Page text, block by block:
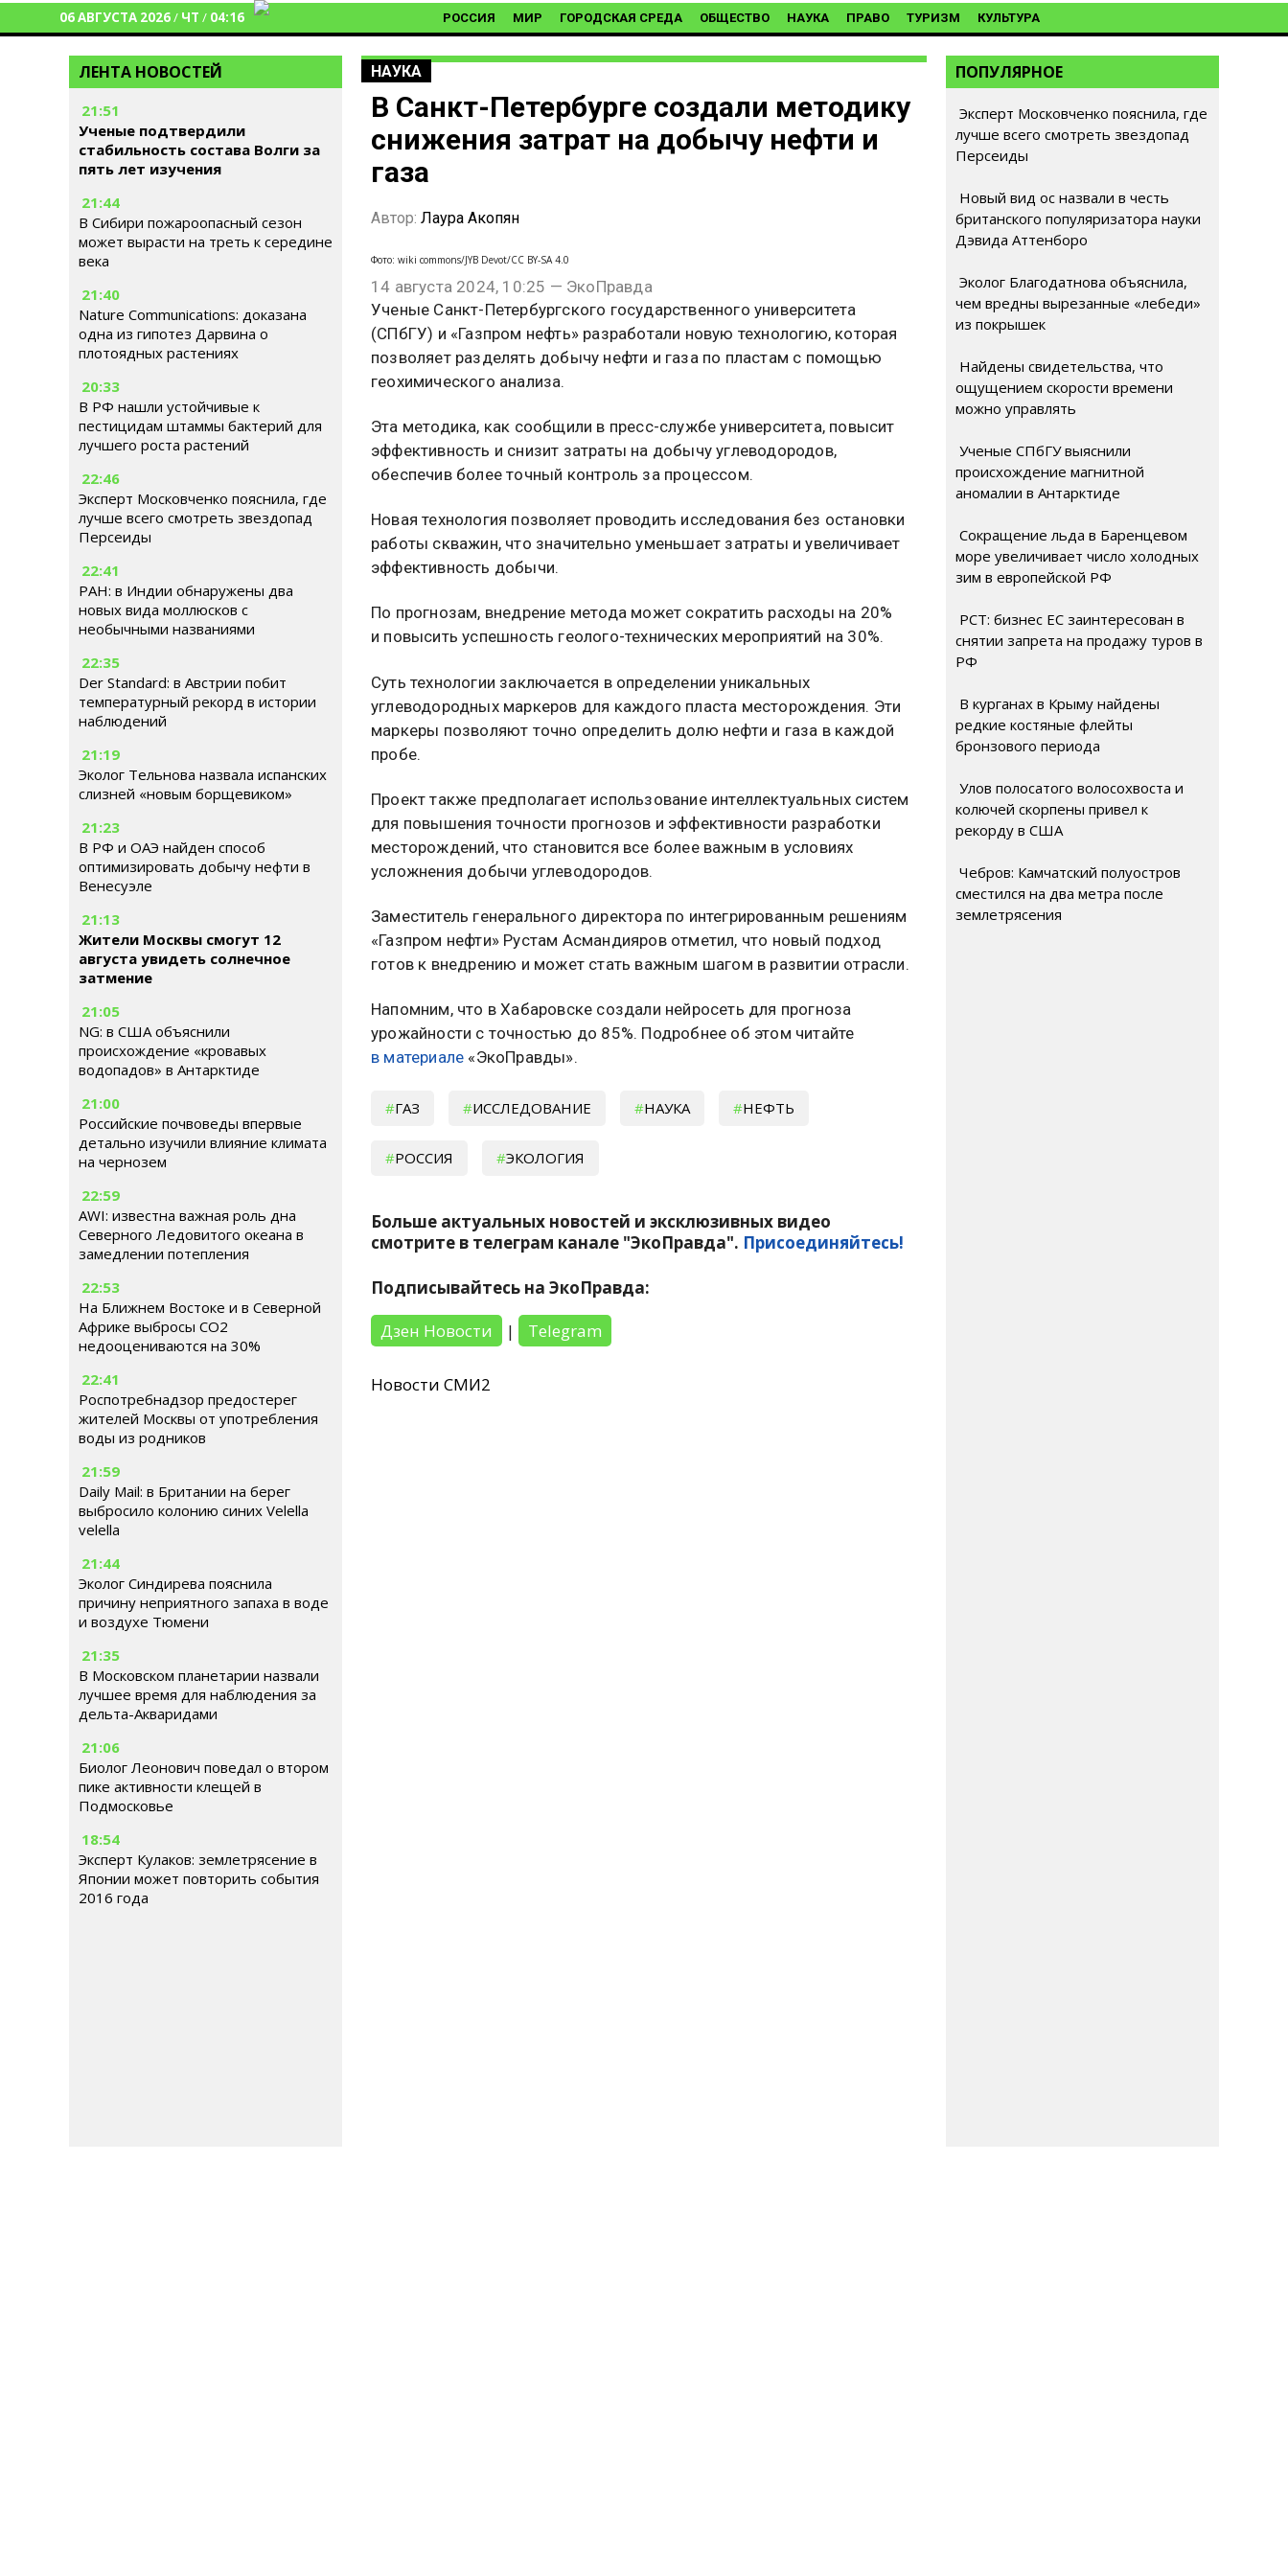
06 АВГУСТА 2026/ ЧТ / 04:16 РОССИЯ МИР ГОРОДСКАЯ СРЕДА ОБЩЕСТВО НАУКА ПРАВО ТУРИЗМ КУЛЬТУРА
ЛЕНТА НОВОСТЕЙ
21:51
Ученые подтвердили
стабильность состава Волги за
пять лет изучения
21:44
В Сибири пожароопасный сезон
может вырасти на треть к середине
века
21:40
Nature Communications: доказана
одна из гипотез Дарвина о
плотоядных растениях
20:33
В РФ нашли устойчивые к
пестицидам штаммы бактерий для
лучшего роста растений
22:46
Эксперт Московченко пояснила, где
лучше всего смотреть звездопад
Персеиды
22:41
РАН: в Индии обнаружены два
новых вида моллюсков с
необычными названиями
22:35
Der Standard: в Австрии побит
температурный рекорд в истории
наблюдений
21:19
Эколог Тельнова назвала испанских
слизней «новым борщевиком»
21:23
В РФ и ОАЭ найден способ
оптимизировать добычу нефти в
Венесуэле
21:13
Жители Москвы смогут 12
августа увидеть солнечное
затмение
21:05
NG: в США объяснили
происхождение «кровавых
водопадов» в Антарктиде
21:00
Российские почвоведы впервые
детально изучили влияние климата
на чернозем
22:59
AWI: известна важная роль дна
Северного Ледовитого океана в
замедлении потепления
22:53
На Ближнем Востоке и в Северной
Африке выбросы CO2
недооцениваются на 30%
22:41
Роспотребнадзор предостерег
жителей Москвы от употребления
воды из родников
21:59
Daily Mail: в Британии на берег
выбросило колонию синих Velella
velella
21:44
Эколог Синдирева пояснила
причину неприятного запаха в воде
и воздухе Тюмени
21:35
В Московском планетарии назвали
лучшее время для наблюдения за
дельта-Акваридами
21:06
Биолог Леонович поведал о втором
пике активности клещей в
Подмосковье
18:54
Эксперт Кулаков: землетрясение в
Японии может повторить события
2016 года
НАУКА
В Санкт-Петербурге создали методику
снижения затрат на добычу нефти и
газа
Автор: Лаура Акопян
Фото: wiki commons/JYB Devot/CC BY-SA 4.0
14 августа 2024, 10:25 — ЭкоПравда
Ученые Санкт-Петербургского государственного университета
(СПбГУ) и «Газпром нефть» разработали новую технологию, которая
позволяет разделять добычу нефти и газа по пластам с помощью
геохимического анализа.
Эта методика, как сообщили в пресс-службе университета, повысит
эффективность и снизит затраты на добычу углеводородов,
обеспечив более точный контроль за процессом.
Новая технология позволяет проводить исследования без остановки
работы скважин, что значительно уменьшает затраты и увеличивает
эффективность добычи.
По прогнозам, внедрение метода может сократить расходы на 20%
и повысить успешность геолого-технических мероприятий на 30%.
Суть технологии заключается в определении уникальных
углеводородных маркеров для каждого пласта месторождения. Эти
маркеры позволяют точно определить долю нефти и газа в каждой
пробе.
Проект также предполагает использование интеллектуальных систем
для повышения точности прогнозов и эффективности разработки
месторождений, что становится все более важным в условиях
усложнения добычи углеводородов.
Заместитель генерального директора по интегрированным решениям
«Газпром нефти» Рустам Асмандияров отметил, что новый подход
готов к внедрению и может стать важным шагом в развитии отрасли.
Напомним, что в Хабаровске создали нейросеть для прогноза
урожайности с точностью до 85%. Подробнее об этом читайте
в материале «ЭкоПравды».
ГАЗ ИССЛЕДОВАНИЕ НАУКА НЕФТЬ
РОССИЯ ЭКОЛОГИЯ
Больше актуальных новостей и эксклюзивных видео
смотрите в телеграм канале "ЭкоПравда". Присоединяйтесь!
Подписывайтесь на ЭкоПравда:
Дзен Новости
| Telegram
Новости СМИ2
ПОПУЛЯРНОЕ
Эксперт Московченко пояснила, где
лучше всего смотреть звездопад
Персеиды
Новый вид ос назвали в честь
британского популяризатора науки
Дэвида Аттенборо
Эколог Благодатнова объяснила,
чем вредны вырезанные «лебеди»
из покрышек
Найдены свидетельства, что
ощущением скорости времени
можно управлять
Ученые СПбГУ выяснили
происхождение магнитной
аномалии в Антарктиде
Сокращение льда в Баренцевом
море увеличивает число холодных
зим в европейской РФ
РСТ: бизнес ЕС заинтересован в
снятии запрета на продажу туров в
РФ
В курганах в Крыму найдены
редкие костяные флейты
бронзового периода
Улов полосатого волосохвоста и
колючей скорпены привел к
рекорду в США
Чебров: Камчатский полуостров
сместился на два метра после
землетрясения